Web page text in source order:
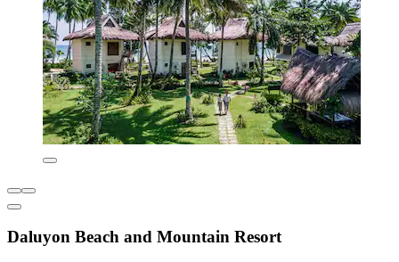
Daluyon Beach and Mountain Resort